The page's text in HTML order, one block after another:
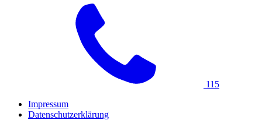
115
Impressum
Datenschutzerklärung